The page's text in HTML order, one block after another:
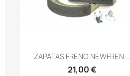
Vista rápida
ZAPATAS FRENO NEWFREN...
21,00 €